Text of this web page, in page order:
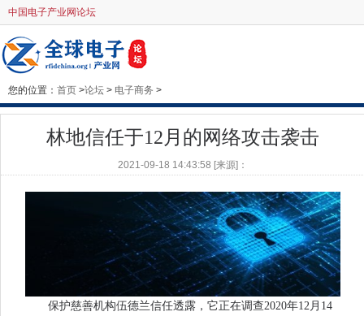
中国电子产业网论坛
您的位置： 首页 >论坛 > 电子商务 >
林地信任于12月的网络攻击袭击
2021-09-18 14:43:58 [来源]：
保护慈善机构伍德兰信任透露，它正在调查2020年12月14